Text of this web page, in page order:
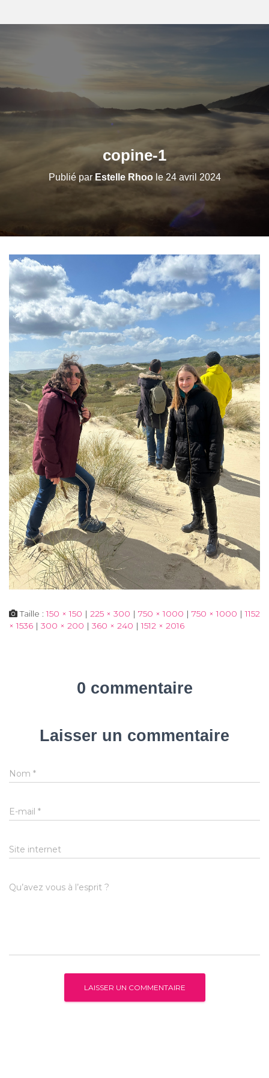
copine-1
Publié parEstelle Rhoole24 avril 2024
Taille :150 × 150 | 225 × 300 | 750 × 1000 | 750 × 1000 | 1152
× 1536 | 300 × 200 | 360 × 240 | 1512 × 2016
0 commentaire
Laisser un commentaire
Nom *
E-mail *
Site internet
Qu’avez vous à l’esprit ?